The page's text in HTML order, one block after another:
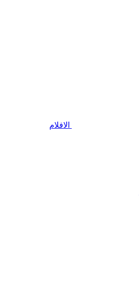
الافلام